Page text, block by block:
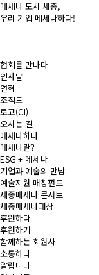
메세나 도시 세종,
우리 기업 메세나하다!
협회를 만나다
인사말
연혁
조직도
로고(CI)
오시는 길
메세나하다
메세나란?
ESG + 메세나
기업과 예술의 만남
예술지원 매칭펀드
세종메세나 콘서트
세종메세나대상
후원하다
후원하기
함께하는 회원사
소통하다
알립니다